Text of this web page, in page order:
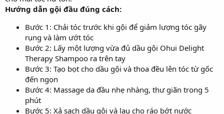
Hướng dẫn gội đầu đúng cách:
Bước 1: Chải tóc trước khi gội để giảm lượng tóc gãy
rụng và làm ướt tóc
Bước 2: Lấy một lượng vừa đủ dầu gội Ohui Delight
Therapy Shampoo ra trên tay
Bước 3: Tạo bọt cho dầu gội và thoa đều lên tóc từ gốc
đến ngọn
Bước 4: Massage da đầu nhẹ nhàng, thư giãn trong 5
phút
Bước 5: Xả sạch dầu gội và lau cho ráo bớt nước